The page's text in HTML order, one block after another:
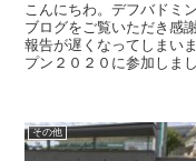
こんにちわ。デフバドミ
ブログをご覧いただき感
報告が遅くなってしまい
プン２０２０に参加しま
その他